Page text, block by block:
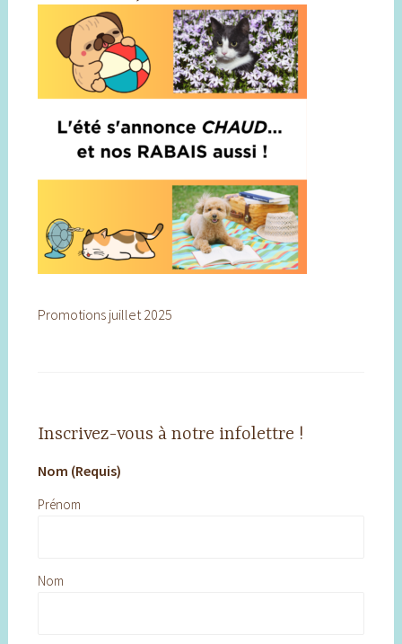
Promotions juillet 2025
Inscrivez-vous à notre infolettre !
Nom (Requis)
Prénom
Nom